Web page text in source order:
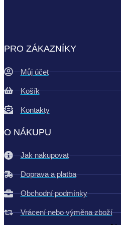
PRO ZÁKAZNÍKY
Můj účet
Košík
Kontakty
O NÁKUPU
Jak nakupovat
Doprava a platba
Obchodní podmínky
Vrácení nebo výměna zboží